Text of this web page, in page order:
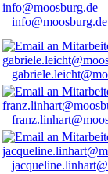
info@moosburg.de